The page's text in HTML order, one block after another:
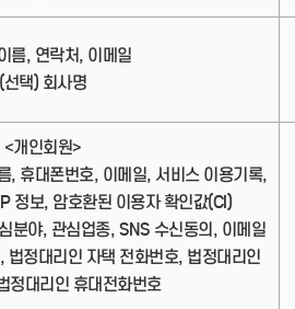
름, 연락처, 이메일
(선택) 회사명
<개인회원>
, 휴대폰번호, 이메일, 서비스 이용기록,
정보, 암호환된 이용자 확인값(CI)
분야, 관심업종, SNS 수신동의, 이메일
법정대리인 자택 전화번호, 법정대리인
정대리인 휴대전화번호